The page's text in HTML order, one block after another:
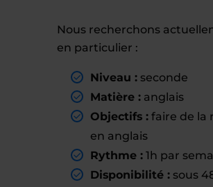
Nous recherchons
en particulier :
Niveau : seconde
Matière : anglais
Objectifs : faire de la
en anglais
Rythme : 1h par
Disponibilité : sous